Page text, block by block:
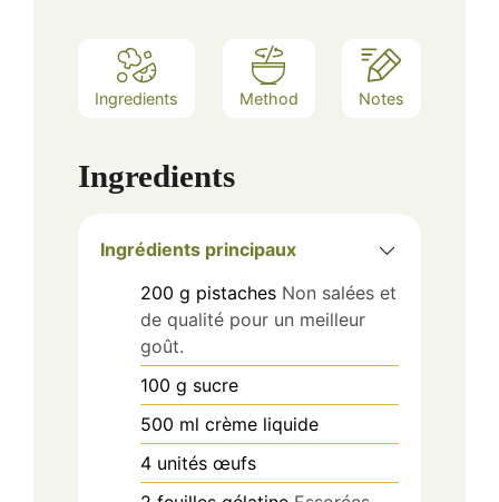
Ingredients Method Notes
Ingredients
Ingrédients principaux
200 g pistaches Non salées et
de qualité pour un meilleur
goût.
100 g sucre
500 ml crème liquide
4 unités œufs